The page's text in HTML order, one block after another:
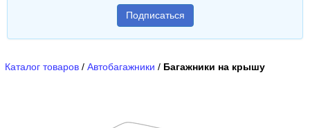
Подписаться
Каталог товаров / Автобагажники / Багажники на крышу